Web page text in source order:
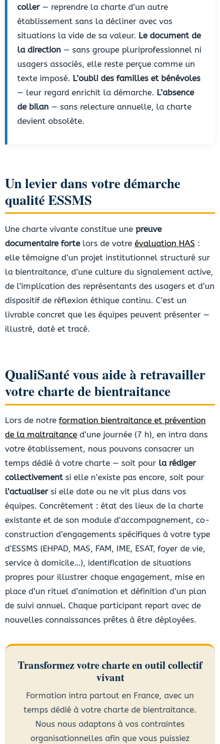
coller— reprendre la charte d’un autre
établissement sans la décliner avec vos
situations la vide de sa valeur. Le document de
la direction — sans groupe pluriprofessionnel ni
usagers associés, elle reste perçue comme un
texte imposé. L’oubli des familles et bénévoles
— leur regard enrichit la démarche. L’absence
de bilan — sans relecture annuelle, la charte
devient obsolète.
Un levier dans votre démarche
qualité ESSMS
Une charte vivante constitue une preuve
documentaire fortelors de votre évaluation HAS :
elle témoigne d’un projet institutionnel structuré sur
la bientraitance, d’une culture du signalement active,
de l’implication des représentants des usagers et d’un
dispositif de réflexion éthique continu. C’est un
livrable concret que les équipes peuvent présenter —
illustré, daté et tracé.
QualiSanté vous aide à retravailler
votre charte de bientraitance
Lors de notre formation bientraitance et prévention
de la maltraitance d’une journée (7 h), en intra dans
votre établissement, nous pouvons consacrer un
temps dédié à votre charte — soit pour la rédiger
collectivement si elle n’existe pas encore, soit pour
l’actualisersi elle date ou ne vit plus dans vos
équipes. Concrètement : état des lieux de la charte
existante et de son module d’accompagnement, co-
construction d’engagements spécifiques à votre type
d’ESSMS (EHPAD, MAS, FAM, IME, ESAT, foyer de vie,
service à domicile…), identification de situations
propres pour illustrer chaque engagement, mise en
place d’un rituel d’animation et définition d’un plan
de suivi annuel. Chaque participant repart avec de
nouvelles connaissances prêtes à être déployées.
Transformez votre charte en outil collectif
vivant
Formation intra partout en France, avec un
temps dédié à votre charte de bientraitance.
Nous nous adaptons à vos contraintes
organisationnelles afin que vous puissiez